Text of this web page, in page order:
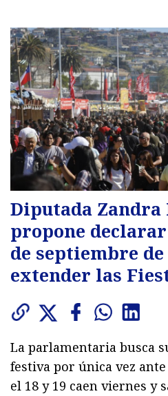
Diputada Zandra
propone
de septiembre de
extender las
La parlamentaria busca
festiva por única vez
el 18 y 19 caen viernes y